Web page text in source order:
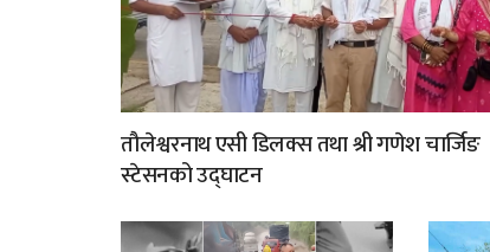
तौलेश्वरनाथ एसी डिलक्स तथा श्री गणेश चार्जिङ
स्टेसनको उद्घाटन